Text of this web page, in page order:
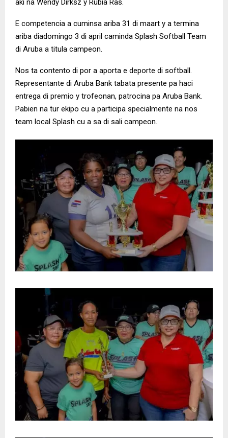
aki na Wendy Dirksz y Rubia Ras.
E competencia a cuminsa ariba 31 di maart y a termina
ariba diadomingo 3 di april caminda Splash Softball Team
di Aruba a titula campeon.
Nos ta contento di por a aporta e deporte di softball.
Representante di Aruba Bank tabata presente pa haci
entrega di premio y trofeonan, patrocina pa Aruba Bank.
Pabien na tur ekipo cu a participa specialmente na nos
team local Splash cu a sa di sali campeon.